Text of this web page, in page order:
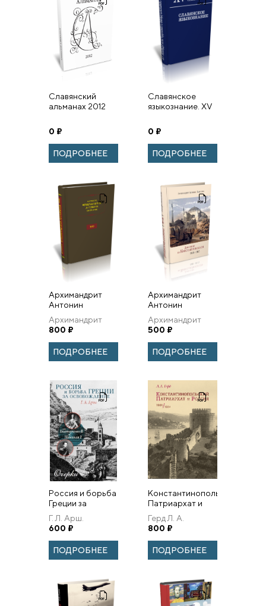
Славянский
альманах 2012
0 ₽
ПОДРОБНЕЕ
Славянское
языкознание. XV
съезд славистов.
Минск, 21-27
августа 2013 г.
Доклады росси...
0 ₽
ПОДРОБНЕЕ
Архимандрит
Антонин
(Капустин).
Дневник. Год
1850
Архимандрит
Антонин
800 ₽
ПОДРОБНЕЕ
Архимандрит
Антонин
Капустин.
Донесения из
Константинополя
(1860–1865).
Архимандрит
Антонин
500 ₽
ПОДРОБНЕЕ
Россия и борьба
Греции за
освобождение:
от Екатерины II
до Николая I.
Очерки.
Г. Л. Арш.
600 ₽
ПОДРОБНЕЕ
Константинопольский
Патриархат и
Россия. 1901–1914
гг.
Герд Л. А.
800 ₽
ПОДРОБНЕЕ